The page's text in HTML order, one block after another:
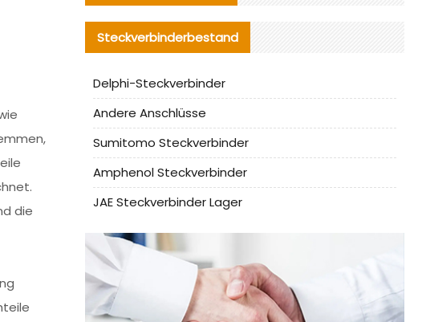
die
Steckverbinderbestand
Delphi-Steckverbinder
Andere Anschlüsse
Sumitomo Steckverbinder
Amphenol Steckverbinder
JAE Steckverbinder Lager